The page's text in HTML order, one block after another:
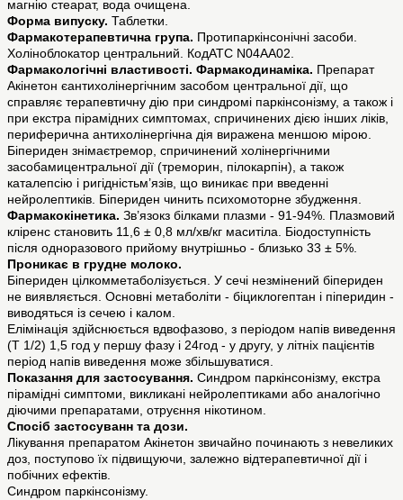
магнію стеарат, вода очищена.
Форма випуску. Таблетки.
Фармакотерапевтична група. Протипаркінсонічні засоби.
Холіноблокатор центральний. КодАТС N04AA02.
Фармакологічні властивості. Фармакодинаміка. Препарат
Акінетон єантихолінергічним засобом центральної дії, що
справляє терапевтичну дію при синдромі паркінсонізму, а також і
при екстра пірамідних симптомах, спричинених дією інших ліків,
периферична антихолінергічна дія виражена меншою мірою.
Біпериден знімаєтремор, спричинений холінергічними
засобамицентральної дії (треморин, пілокарпін), а також
каталепсію і ригідністьм’язів, що виникає при введенні
нейролептиків. Біпериден чинить психомоторне збудження.
Фармакокінетика. Зв’язокз білками плазми - 91-94%. Плазмовий
кліренс становить 11,6 ± 0,8 мл/хв/кг маситіла. Біодоступність
після одноразового прийому внутрішньо - близько 33 ± 5%.
Проникає в грудне молоко.
Біпериден цілкомметаболізується. У сечі незмінений біпериден
не виявляється. Основні метаболіти - біциклогептан і піперидин -
виводяться із сечею і калом.
Елімінація здійснюється вдвофазово, з періодом напів виведення
(Т 1/2) 1,5 год у першу фазу і 24год - у другу, у літніх пацієнтів
період напів виведення може збільшуватися.
Показання для застосування. Синдром паркінсонізму, екстра
пірамідні симптоми, викликані нейролептиками або аналогічно
діючими препаратами, отруєння нікотином.
Спосіб застосуванн та дози.
Лікування препаратом Акінетон звичайно починають з невеликих
доз, поступово їх підвищуючи, залежно відтерапевтичної дії і
побічних ефектів.
Синдром паркінсонізму.